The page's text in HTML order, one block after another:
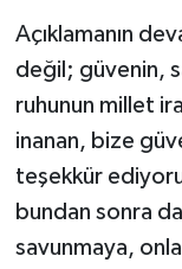
Açıklamanın
değil; güvenin,
ruhunun millet
inanan, bize
teşekkür
bundan sonra da
savunmaya,